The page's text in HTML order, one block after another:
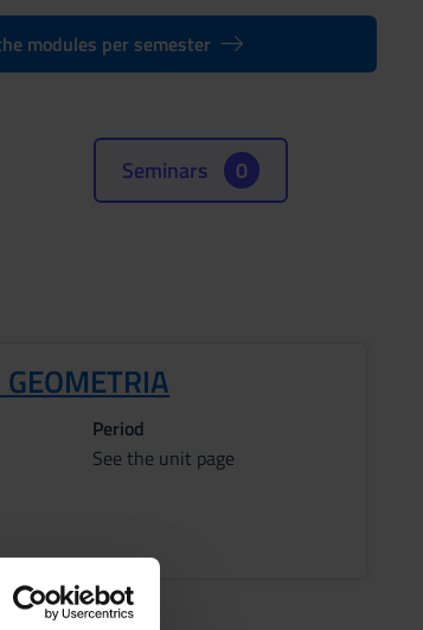
modules per semester
Seminars 0
Period
See the unit page